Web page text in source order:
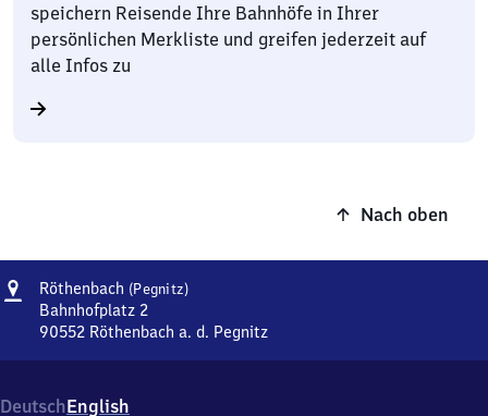
speichern Reisende Ihre Bahnhöfe in Ihrer
persönlichen Merkliste und greifen jederzeit auf
alle Infos zu
Nach oben
Adresse
Röthenbach (Pegnitz)Röthenbach
Bahnhofplatz 2
90552 Röthenbach a. d. Pegnitz
Bahnhofplatz
DeutschEnglish